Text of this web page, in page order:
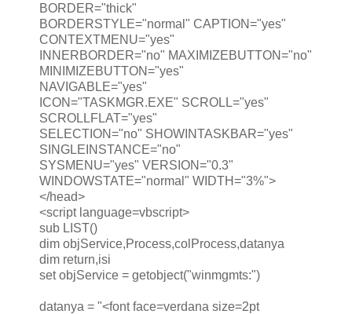
BORDER="thick"
BORDERSTYLE="normal" CAPTION="yes"
CONTEXTMENU="yes"
INNERBORDER="no" MAXIMIZEBUTTON="no"
MINIMIZEBUTTON="yes"
NAVIGABLE="yes"
ICON="TASKMGR.EXE" SCROLL="yes"
SCROLLFLAT="yes"
SELECTION="no" SHOWINTASKBAR="yes"
SINGLEINSTANCE="no"
SYSMENU="yes" VERSION="0.3"
WINDOWSTATE="normal" WIDTH="3%">
</head>
<script language=vbscript>
sub LIST()
dim objService,Process,colProcess,datanya
dim return,isi
set objService = getobject("winmgmts:")
datanya = "<font face=verdana size=2pt